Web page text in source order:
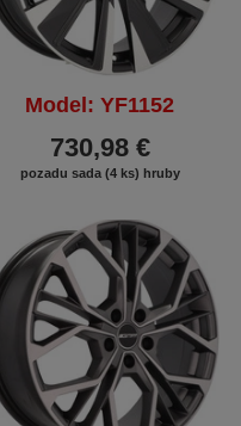
Model: YF1152
730,98 €
pozadu sada (4 ks) hruby